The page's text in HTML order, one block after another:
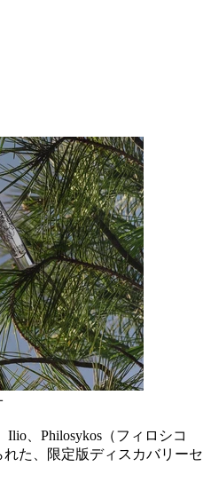
Ilio、Philosykos（フィロシコ
た、限定版ディスカバリーセ